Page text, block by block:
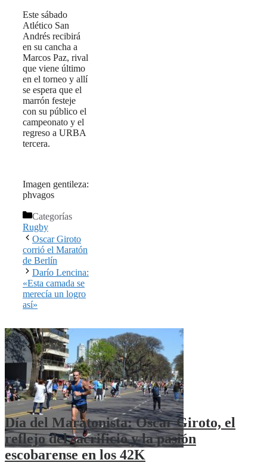
Este sábado
Atlético San
Andrés recibirá
en su cancha a
Marcos Paz, rival
que viene último
en el torneo y allí
se espera que el
marrón festeje
con su público el
campeonato y el
regreso a URBA
tercera.
Imagen gentileza:
phvagos
Categorías
Rugby
Oscar Giroto
corrió el Maratón
de Berlín
Darío Lencina:
«Esta camada se
merecía un logro
así»
Día del Maratonista: Oscar Giroto, el
reflejo del sacrificio y la pasión
escobarense en los 42K